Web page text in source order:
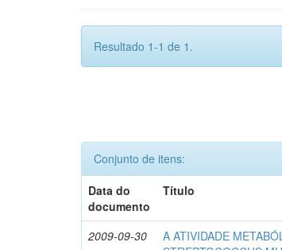
Resultado 1-1 de 1.
Conjunto de itens:
Data do
documento
Título
2009-09-30
A ATIVIDADE